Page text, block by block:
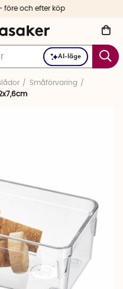
AI-läge
och efter köp
Småförvaring